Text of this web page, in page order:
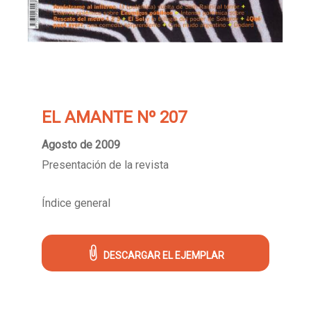
EL AMANTE Nº 207
Agosto de 2009
Presentación de la revista
Índice general
DESCARGAR EL EJEMPLAR